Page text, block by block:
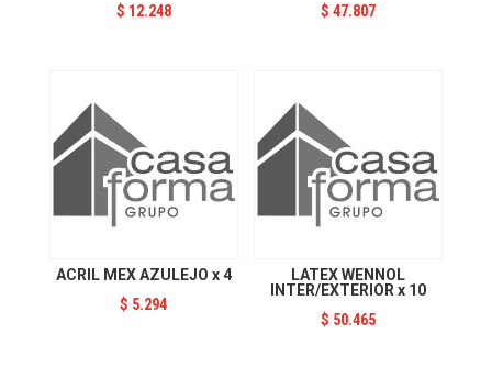
$ 12.248
$ 47.807
ACRIL MEX AZULEJO x 4
$ 5.294
LATEX WENNOL
INTER/EXTERIOR x 10
$ 50.465